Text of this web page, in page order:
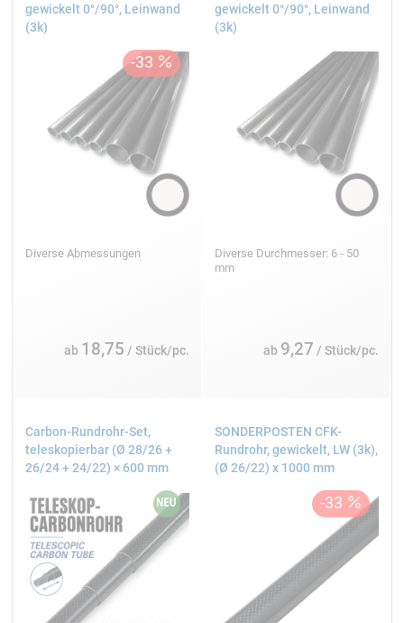
gewickelt 0°/90°, Leinwand
(3k)
Diverse Abmessungen
ab 18,75 / Stück/pc.
gewickelt 0°/90°, Leinwand
(3k)
Diverse Durchmesser: 6 - 50
mm
ab 9,27 / Stück/pc.
Carbon-Rundrohr-Set,
teleskopierbar (Ø 28/26 +
26/24 + 24/22) × 600 mm
SONDERPOSTEN CFK-
Rundrohr, gewickelt, LW (3k),
(Ø 26/22) x 1000 mm